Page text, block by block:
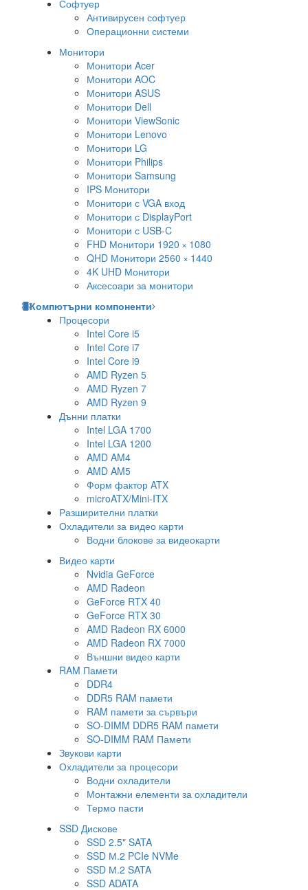
Софтуер
Антивирусен софтуер
Операционни системи
Монитори
Монитори Acer
Монитори AOC
Монитори ASUS
Монитори Dell
Монитори ViewSonic
Монитори Lenovo
Монитори LG
Монитори Philips
Монитори Samsung
IPS Монитори
Монитори с VGA вход
Монитори с DisplayPort
Монитори с USB-C
FHD Монитори 1920 × 1080
QHD Монитори 2560 × 1440
4K UHD Монитори
Аксесоари за монитори
Компютърни компоненти
Процесори
Intel Core i5
Intel Core i7
Intel Core i9
AMD Ryzen 5
AMD Ryzen 7
AMD Ryzen 9
Дънни платки
Intel LGA 1700
Intel LGA 1200
AMD AM4
AMD AM5
Форм фактор ATX
microATX/Mini-ITX
Разширителни платки
Охладители за видео карти
Водни блокове за видеокарти
Видео карти
Nvidia GeForce
AMD Radeon
GeForce RTX 40
GeForce RTX 30
AMD Radeon RX 6000
AMD Radeon RX 7000
Външни видео карти
RAM Памети
DDR4
DDR5 RAM памети
RAM памети за сървъри
SO-DIMM DDR5 RAM памети
SO-DIMM RAM Памети
Звукови карти
Охладители за процесори
Водни охладители
Монтажни елементи за охладители
Термо пасти
SSD Дискове
SSD 2.5" SATA
SSD М.2 PCIe NVMe
SSD М.2 SATA
SSD ADATA